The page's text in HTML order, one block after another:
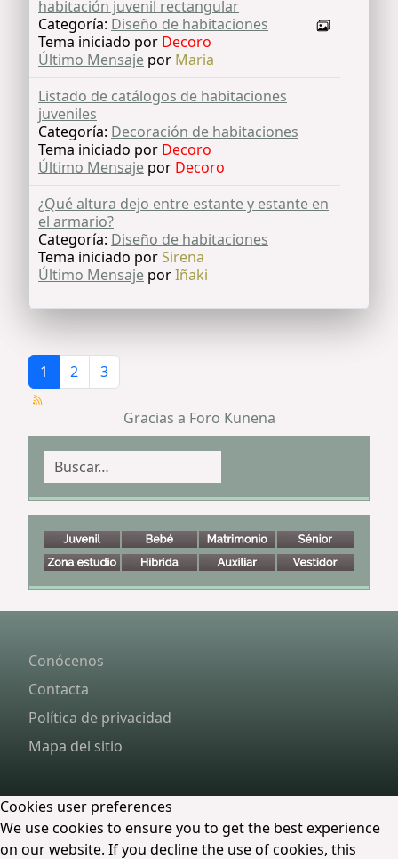
habitación juvenil rectangular
Categoría: Diseño de habitaciones
Tema iniciado por Decoro
Último Mensaje por Maria
Listado de catálogos de habitaciones
juveniles
Categoría: Decoración de habitaciones
Tema iniciado por Decoro
Último Mensaje por Decoro
¿Qué altura dejo entre estante y estante en
el armario?
Categoría: Diseño de habitaciones
Tema iniciado porSirena
Último Mensaje porIñaki
1 2 3
Gracias a Foro Kunena
Buscar
Conócenos
Contacta
Política de privacidad
Mapa del sitio
Cookies user preferences
We use cookies to ensure you to get the best experience
on our website. If you decline the use of cookies, this